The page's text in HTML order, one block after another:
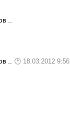
..
.. 18.03.2012 9:56